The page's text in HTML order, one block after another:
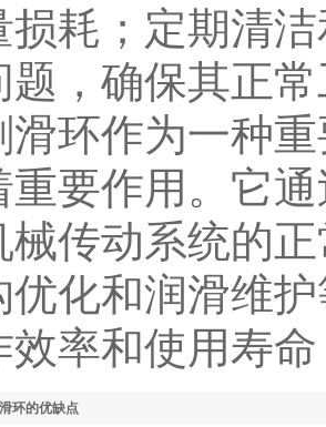
损耗；定期清
题，确保其正
作为一种重
重要作用。它
械传动系统的
优化和润滑维
效率和使用寿
环的优缺点